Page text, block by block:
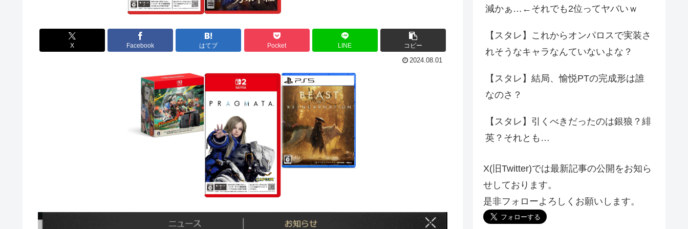
X Facebook はてブ Pocket LINE コピー
2024.08.01
減かぁ…←それでも2位ってヤバいｗ
【スタレ】これからオンパロスで実装さ
れそうなキャラなんていないよな？
【スタレ】結局、愉悦PTの完成形は誰
なのさ？
【スタレ】引くべきだったのは銀狼？緋
英？それとも…
X(旧Twitter)では最新記事の公開をお知ら
せしております。
是非フォローよろしくお願いします。